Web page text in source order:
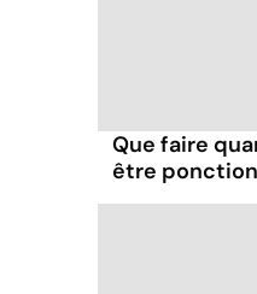
Que faire
être